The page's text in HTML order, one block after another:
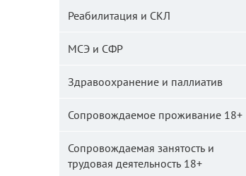
Реабилитация и СКЛ
МСЭ и СФР
Здравоохранение и паллиатив
Сопровождаемое проживание 18+
Сопровождаемая занятость и
трудовая деятельность 18+